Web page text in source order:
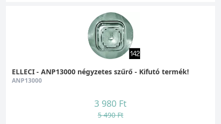
ELLECI - ANP13000 négyzetes szűrő - Kifutó termék!
ANP13000
3 980 Ft
5 490 Ft